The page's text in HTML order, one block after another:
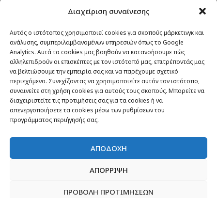
Διαχείριση συναίνεσης
Αυτός ο ιστότοπος χρησιμοποιεί cookies για σκοπούς μάρκετινγκ και
ανάλυσης, συμπεριλαμβανομένων υπηρεσιών όπως το Google
Analytics. Αυτά τα cookies μας βοηθούν να κατανοήσουμε πώς
αλληλεπιδρούν οι επισκέπτες με τον ιστότοπό μας, επιτρέποντάς μας
να βελτιώσουμε την εμπειρία σας και να παρέχουμε σχετικό
περιεχόμενο. Συνεχίζοντας να χρησιμοποιείτε αυτόν τον ιστότοπο,
συναινείτε στη χρήση cookies για αυτούς τους σκοπούς. Μπορείτε να
διαχειριστείτε τις προτιμήσεις σας για τα cookies ή να
απενεργοποιήσετε τα cookies μέσω των ρυθμίσεων του
προγράμματος περιήγησής σας.
ΑΠΟΔΟΧΗ
ΑΠΟΡΡΙΨΗ
ΠΡΟΒΟΛΗ ΠΡΟΤΙΜΗΣΕΩΝ
Passenger στον κόσμο
TRAVEL NEWS
Οργάνωσε το ταξίδι σου
CITY and CULTURE